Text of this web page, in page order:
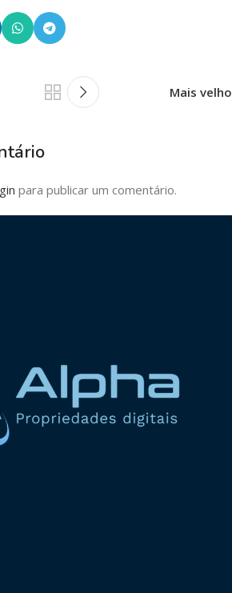
Mais velho
para publicar um comentário.